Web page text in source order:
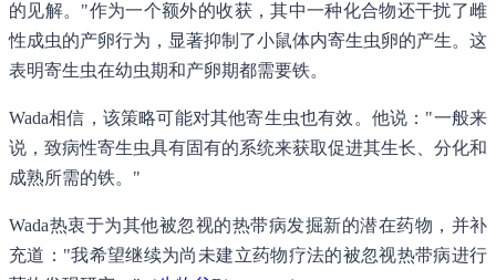
的见解。"作为一个额外的收获，其中一种化合物还干扰了雌
性成虫的产卵行为，显著抑制了小鼠体内寄生虫卵的产生。这
表明寄生虫在幼虫期和产卵期都需要铁。
Wada相信，该策略可能对其他寄生虫也有效。他说："一般来
说，致病性寄生虫具有固有的系统来获取促进其生长、分化和
成熟所需的铁。"
Wada热衷于为其他被忽视的热带病发掘新的潜在药物，并补
充道："我希望继续为尚未建立药物疗法的被忽视热带病进行